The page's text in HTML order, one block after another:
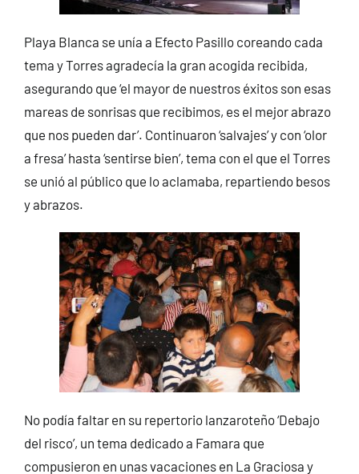
Playa Blanca se unía a Efecto Pasillo coreando cada
tema y Torres agradecía la gran acogida recibida,
asegurando que ‘el mayor de nuestros éxitos son esas
mareas de sonrisas que recibimos, es el mejor abrazo
que nos pueden dar’. Continuaron ‘salvajes’ y con ‘olor
a fresa’ hasta ‘sentirse bien’, tema con el que el Torres
se unió al público que lo aclamaba, repartiendo besos
y abrazos.
No podía faltar en su repertorio lanzaroteño ‘Debajo
del risco’, un tema dedicado a Famara que
compusieron en unas vacaciones en La Graciosa y